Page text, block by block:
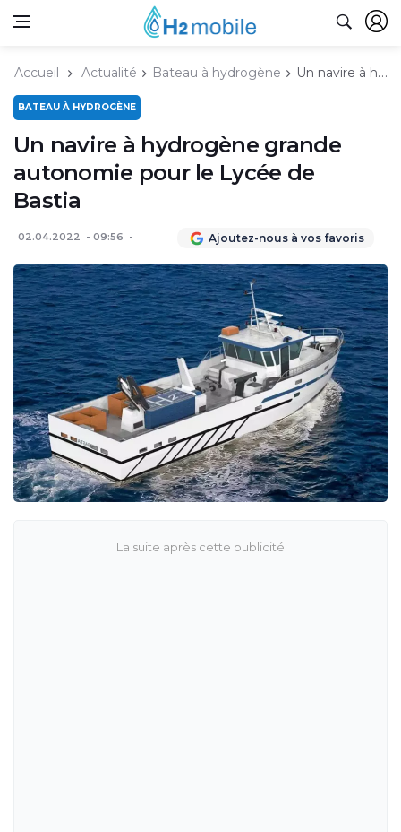
Accueil Actualité Bateau à hydrogène Un navire à hydrogène grande autonomie pour le Lycée de Bastia
BATEAU À HYDROGÈNE
Un navire à hydrogène grande
autonomie pour le Lycée de
Bastia
02.04.2022 09:56 Ajoutez-nous à vos favoris